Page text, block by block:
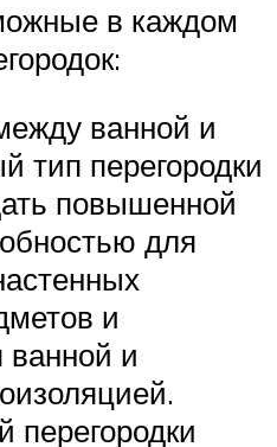
в каждом
ванной и
тип перегородки
повышенной
для
и
ванной и
перегородки